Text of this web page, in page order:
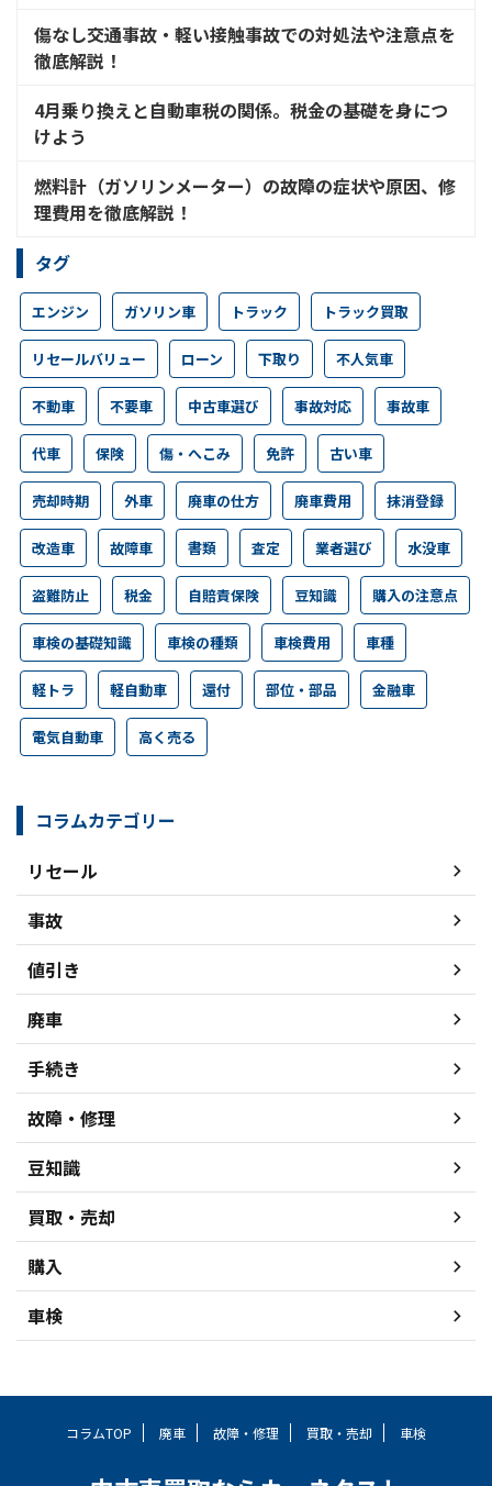
傷なし交通事故・軽い接触事故での対処法や注意点を
徹底解説！
4月乗り換えと自動車税の関係。税金の基礎を身につ
けよう
燃料計（ガソリンメーター）の故障の症状や原因、修
理費用を徹底解説！
タグ
エンジン ガソリン車 トラック トラック買取
リセールバリュー ローン 下取り 不人気車
不動車 不要車 中古車選び 事故対応 事故車
代車 保険 傷・へこみ 免許 古い車
売却時期 外車 廃車の仕方 廃車費用 抹消登録
改造車 故障車 書類 査定 業者選び 水没車
盗難防止 税金 自賠責保険 豆知識 購入の注意点
車検の基礎知識 車検の種類 車検費用 車種
軽トラ 軽自動車 還付 部位・部品 金融車
電気自動車 高く売る
コラムカテゴリー
リセール
事故
値引き
廃車
手続き
故障・修理
豆知識
買取・売却
購入
車検
コラムTOP 廃車 故障・修理 買取・売却 車検